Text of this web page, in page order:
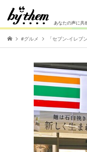
あなたの声に共
#グルメ 「セブン-イレ